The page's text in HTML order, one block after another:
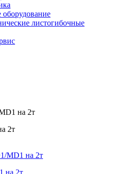
оборудование
листогибочные
на 2т
2т